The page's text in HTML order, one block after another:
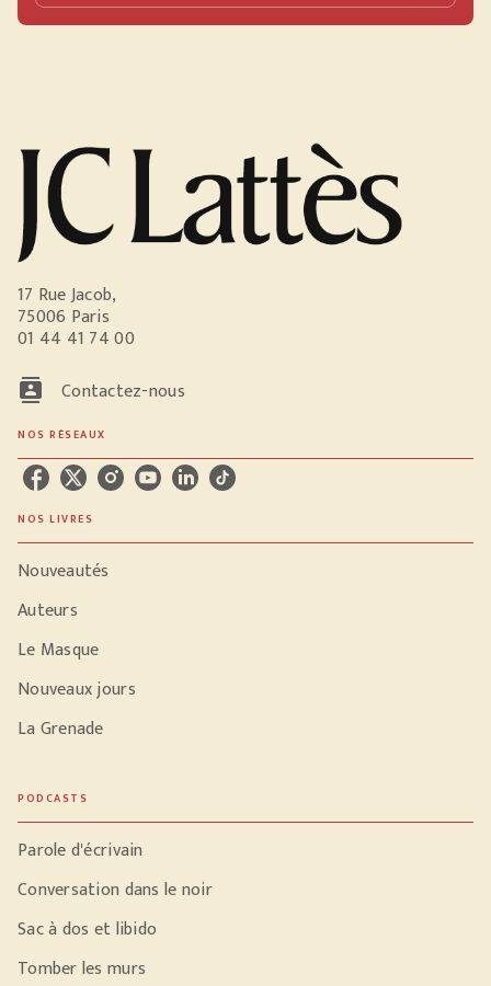
17 Rue Jacob,
75006 Paris
01 44 41 74 00
contacts Contactez-nous
NOS RÉSEAUX
NOS LIVRES
Nouveautés
Auteurs
Le Masque
Nouveaux jours
La Grenade
PODCASTS
Parole d'écrivain
Conversation dans le noir
Sac à dos et libido
Tomber les murs